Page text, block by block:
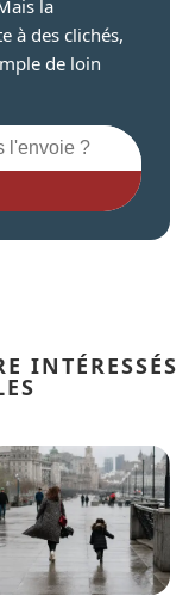
la
à des clichés,
de loin
INTÉRESSÉS